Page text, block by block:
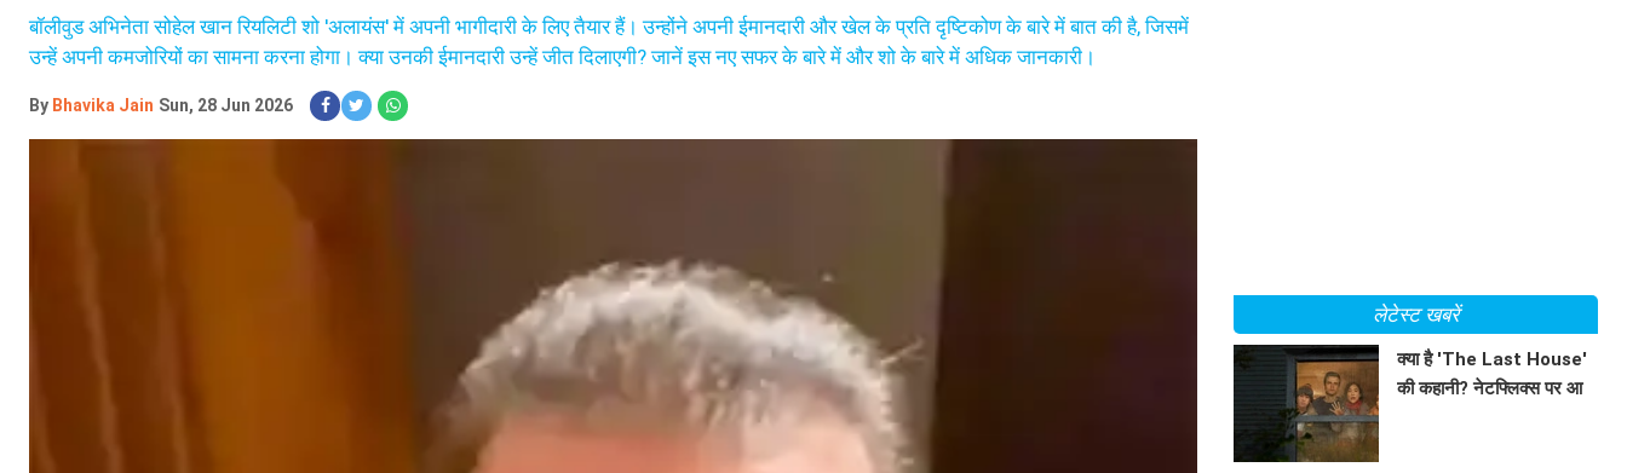
बॉलीवुड अभिनेता सोहेल खान रियलिटी शो 'अलायंस' में अपनी भागीदारी के लिए तैयार हैं। उन्होंने अपनी ईमानदारी और खेल के प्रति दृष्टिकोण के बारे में बात की है, जिसमें
उन्हें अपनी कमजोरियों का सामना करना होगा। क्या उनकी ईमानदारी उन्हें जीत दिलाएगी? जानें इस नए सफर के बारे में और शो के बारे में अधिक जानकारी।
By Bhavika Jain Sun, 28 Jun 2026
लेटेस्ट खबरें
क्या है 'The Last House'
की कहानी? नेटफ्लिक्स पर आ